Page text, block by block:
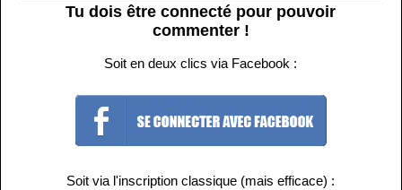
Tu dois être connecté pour pouvoir
commenter !
Soit en deux clics via Facebook :
Soit via l'inscription classique (mais efficace) :